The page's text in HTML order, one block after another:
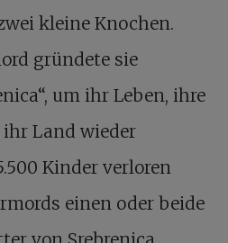
kleine Knochen.
gründete sie
um ihr Leben, ihre
Land wieder
Kinder verloren
einen oder beide